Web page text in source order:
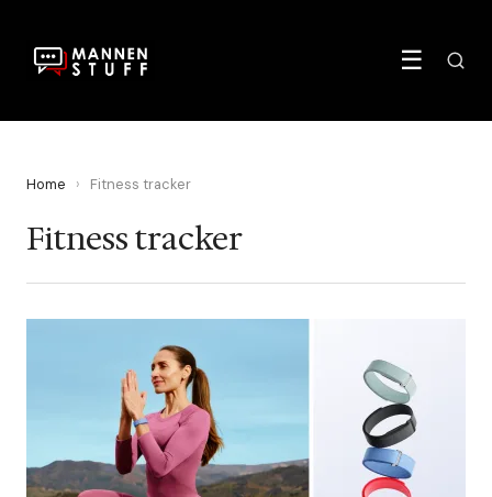
☰
Home › Fitness tracker
Fitness tracker